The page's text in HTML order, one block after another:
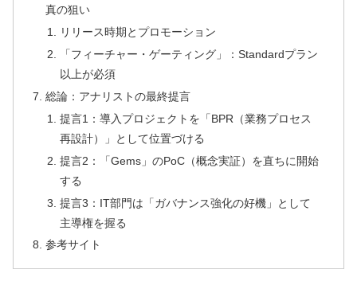
真の狙い
リリース時期とプロモーション
「フィーチャー・ゲーティング」：Standardプラン
以上が必須
総論：アナリストの最終提言
提言1：導入プロジェクトを「BPR（業務プロセス
再設計）」として位置づける
提言2：「Gems」のPoC（概念実証）を直ちに開始
する
提言3：IT部門は「ガバナンス強化の好機」として
主導権を握る
参考サイト